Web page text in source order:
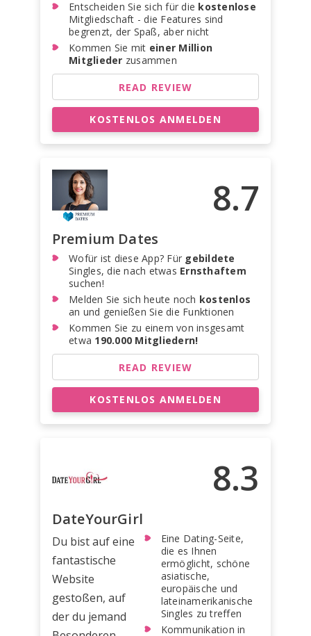
Entscheiden Sie sich für die kostenlose
Mitgliedschaft - die Features sind
begrenzt, der Spaß, aber nicht
Kommen Sie mit einer Million
Mitglieder zusammen
READ REVIEW
KOSTENLOS ANMELDEN
8.7
Premium Dates
Wofür ist diese App? Für gebildete
Singles, die nach etwas Ernsthaftem
suchen!
Melden Sie sich heute noch kostenlos
an und genießen Sie die Funktionen
Kommen Sie zu einem von insgesamt
etwa 190.000 Mitgliedern!
READ REVIEW
KOSTENLOS ANMELDEN
8.3
DateYourGirl
Du bist auf eine
fantastische
Website
gestoßen, auf
der du jemand
Eine Dating-Seite,
die es Ihnen
ermöglicht, schöne
asiatische,
europäische und
lateinamerikanische
Singles zu treffen
Kommunikation in